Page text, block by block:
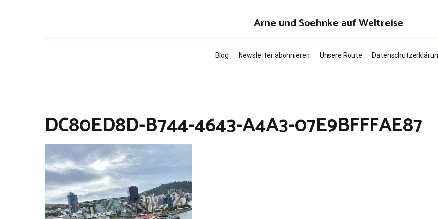
Arne und Soehnke auf Weltreise
Blog Newsletter abonnieren Unsere Route
DC80ED8D-B744-4643-A4A3-07E9BFFFAE87